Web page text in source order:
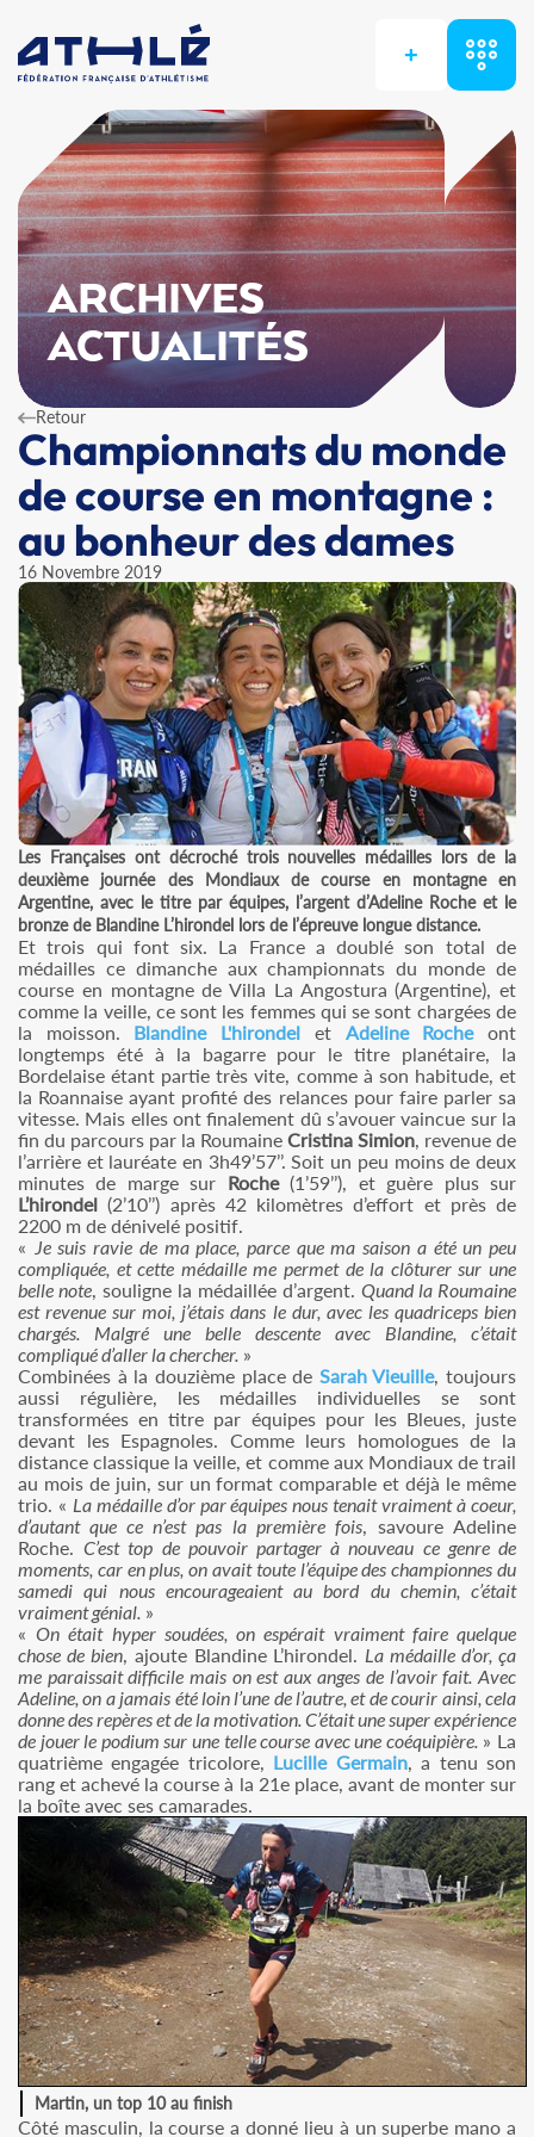
+
ARCHIVES
ACTUALITÉS
Retour
Championnats du monde
de course en montagne :
au bonheur des dames
16 Novembre 2019
Les Françaises ont décroché trois nouvelles médailles lors de la
deuxième journée des Mondiaux de course en montagne en
Argentine, avec le titre par équipes, l’argent d’Adeline Roche et le
bronze de Blandine L’hirondel lors de l’épreuve longue distance.
Et trois qui font six. La France a doublé son total de
médailles ce dimanche aux championnats du monde de
course en montagne de Villa La Angostura (Argentine), et
comme la veille, ce sont les femmes qui se sont chargées de
la moisson. Blandine L'hirondel et Adeline Rocheont
longtemps été à la bagarre pour le titre planétaire, la
Bordelaise étant partie très vite, comme à son habitude, et
la Roannaise ayant profité des relances pour faire parler sa
vitesse. Mais elles ont finalement dû s’avouer vaincue sur la
fin du parcours par la Roumaine Cristina Simion, revenue de
l’arrière et lauréate en 3h49’57’’. Soit un peu moins de deux
minutes de marge sur Roche(1’59’’), et guère plus sur
L’hirondel (2’10’’) après 42 kilomètres d’effort et près de
2200 m de dénivelé positif.
« Je suis ravie de ma place, parce que ma saison a été un peu
compliquée, et cette médaille me permet de la clôturer sur une
belle note, souligne la médaillée d’argent. Quand la Roumaine
est revenue sur moi, j’étais dans le dur, avec les quadriceps bien
chargés. Malgré une belle descente avec Blandine, c’était
compliqué d’aller la chercher. »
Combinées à la douzième place de Sarah Vieuille, toujours
aussi régulière, les médailles individuelles se sont
transformées en titre par équipes pour les Bleues, juste
devant les Espagnoles. Comme leurs homologues de la
distance classique la veille, et comme aux Mondiaux de trail
au mois de juin, sur un format comparable et déjà le même
trio. « La médaille d’or par équipes nous tenait vraiment à coeur,
d’autant que ce n’est pas la première fois, savoure Adeline
Roche.C’est top de pouvoir partager à nouveau ce genre de
moments, car en plus, on avait toute l’équipe des championnes du
samedi qui nous encourageaient au bord du chemin, c’était
vraiment génial. »
«On était hyper soudées, on espérait vraiment faire quelque
chose de bien, ajoute Blandine L’hirondel. La médaille d’or, ça
me paraissait difficile mais on est aux anges de l’avoir fait. Avec
Adeline, on a jamais été loin l’une de l’autre, et de courir ainsi, cela
donne des repères et de la motivation. C’était une super expérience
de jouer le podium sur une telle course avec une coéquipière.» La
quatrième engagée tricolore, Lucille Germain, a tenu son
rang et achevé la course à la 21e place, avant de monter sur
la boîte avec ses camarades.
Martin, un top 10 au finish
Côté masculin, la course a donné lieu à un superbe mano a